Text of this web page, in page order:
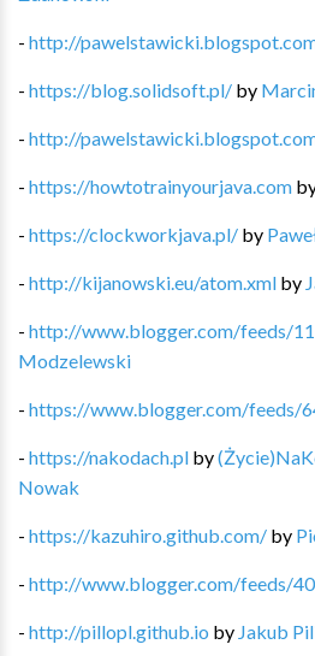
- http://
- https://blog.solidsoft.pl/ by
- http://
- https://howtotrainyourjava.com
- https://clockworkjava.pl/ by
- http://kijanowski.eu/atom.xml by
- http://www.blogger.com/feeds/
Modzelewski
- https://www.blogger.com/feeds/
- https://nakodach.pl by
Nowak
- https://kazuhiro.github.com/ by
- http://www.blogger.com/feeds/
- http://pillopl.github.io by Jakub